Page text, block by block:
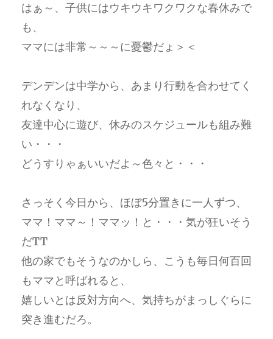
はぁ～、子供にはウキウキワクワクな春休みで
も、
ママには非常～～～に憂鬱だょ＞＜
デンデンは中学から、あまり行動を合わせてく
れなくなり、
友達中心に遊び、休みのスケジュールも組み難
い・・・
どうすりゃぁいいだよ～色々と・・・
さっそく今日から、ほぼ5分置きに一人ずつ、
ママ！ママ～！ママッ！と・・・気が狂いそう
だTT
他の家でもそうなのかしら、こうも毎日何百回
もママと呼ばれると、
嬉しいとは反対方向へ、気持ちがまっしぐらに
突き進むだろ。